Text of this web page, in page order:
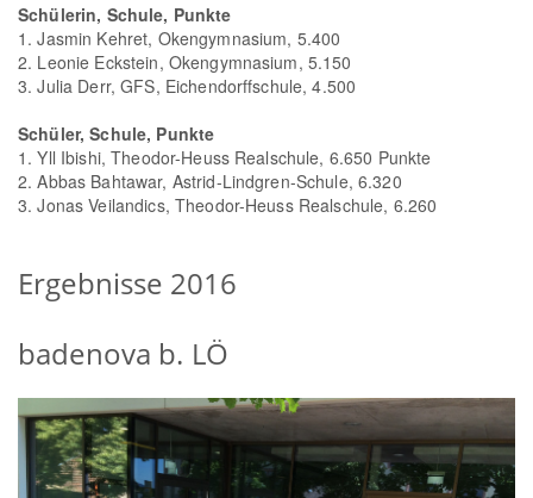
Schülerin, Schule, Punkte
1. Jasmin Kehret, Okengymnasium, 5.400
2. Leonie Eckstein, Okengymnasium, 5.150
3. Julia Derr, GFS, Eichendorffschule, 4.500
Schüler, Schule, Punkte
1. Yll Ibishi, Theodor-Heuss Realschule, 6.650 Punkte
2. Abbas Bahtawar, Astrid-Lindgren-Schule, 6.320
3. Jonas Veilandics, Theodor-Heuss Realschule, 6.260
Ergebnisse 2016
badenova b. LÖ